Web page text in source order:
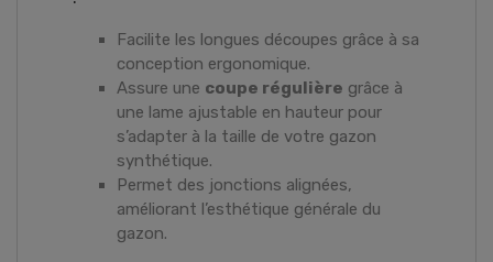
Facilite les longues découpes grâce à sa
conception ergonomique.
Assure une coupe régulière grâce à
une lame ajustable en hauteur pour
s’adapter à la taille de votre gazon
synthétique.
Permet des jonctions alignées,
améliorant l’esthétique générale du
gazon.